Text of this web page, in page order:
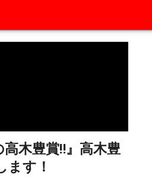
高木豊賞‼︎』高木豊
ます！